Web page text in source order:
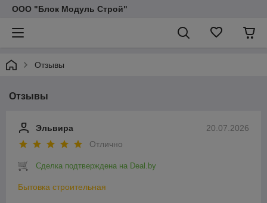
ООО "Блок Модуль Строй"
Отзывы
Отзывы
20.07.2026
Эльвира
Отлично
Сделка подтверждена на Deal.by
Бытовка строительная